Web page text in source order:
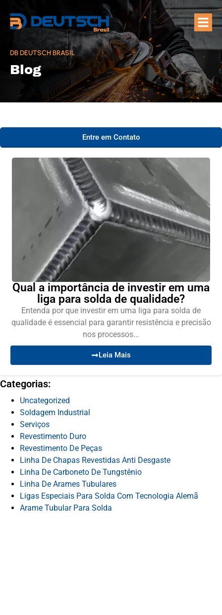
DB DEUTSCH BRASIL
Blog
Entre em Contato
Qual a importância de investir em uma
liga para solda de qualidade?
Entenda por que investir em uma liga para solda de
qualidade é essencial para garantir resistência e precisão
nos processos...
Leia Mais
Categorias:
Uncategorized
Soldagem Industrial
Serviços
Revestimento Duro
Revestimento De Peças
Linha De Chapas Revestidas Anti Desgaste
Linha De Carboneto De Tungstênio
Linha De Arames Tubulares
Ligas Especiais Para Solda Com Tecnologia Alemã
Arame Tubular Para Solda